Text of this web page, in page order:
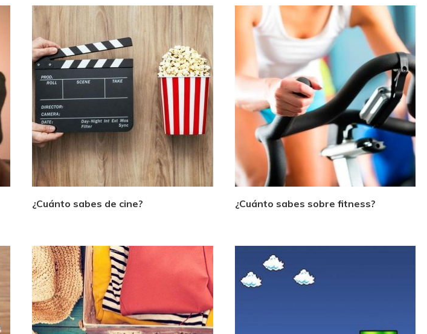
¿Cuánto sabes de cine? ¿Cuánto sabes sobre fitness?